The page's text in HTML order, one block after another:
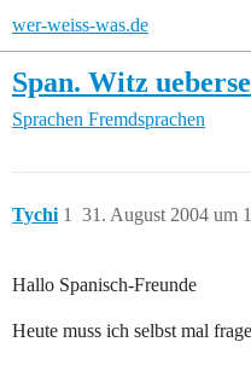
wer-weiss-was.de
Span. Witz
Sprachen Fremdsprachen
Tychi 31. August 2004 um
1
Hallo Spanisch-Freunde
Heute muss ich selbst mal